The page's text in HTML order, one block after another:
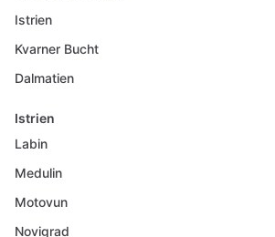
Istrien
Kvarner Bucht
Dalmatien
Istrien
Labin
Medulin
Motovun
Novigrad